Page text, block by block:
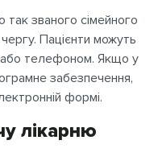
званого сімейного
Пацієнти можуть
або телефоном. Якщо у
забезпечення,
формі.
лікарню